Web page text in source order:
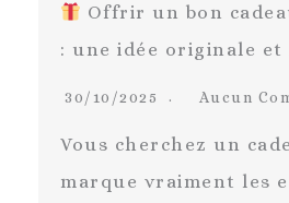
Offrir un bon
: une idée originale et
30/10/2025 Aucun
Vous cherchez un
marque vraiment les